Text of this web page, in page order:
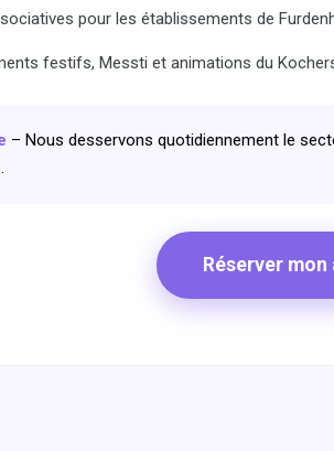
pour les établissements de
festifs, Messti et animations du
– Nous desservons quotidiennement le
Réserver